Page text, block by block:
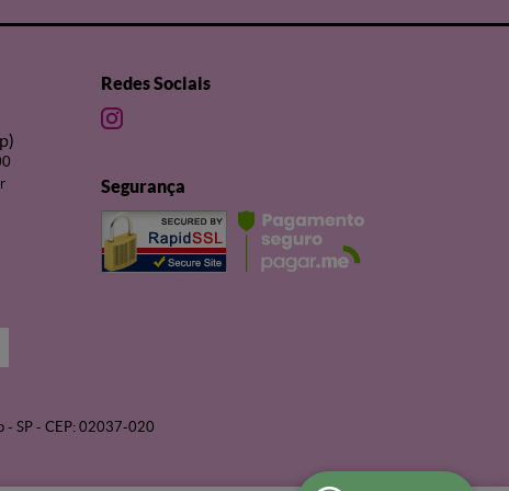
Redes Sociais
Segurança
- SP - CEP: 02037-020